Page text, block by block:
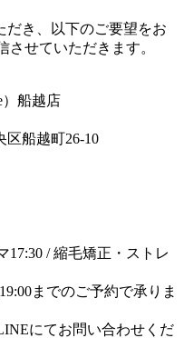
だき、以下のご要望をお
せていただきます。
）船越店
区船越町26-10
17:30 / 縮毛矯正・ストレ
までのご予約で承りま
にてお問い合わせくだ